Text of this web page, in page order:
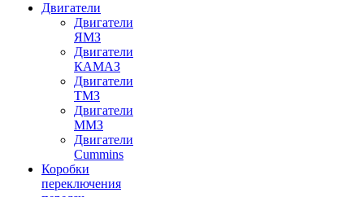
Двигатели
Двигатели
ЯМЗ
Двигатели
КАМАЗ
Двигатели
ТМЗ
Двигатели
ММЗ
Двигатели
Cummins
Коробки
переключения